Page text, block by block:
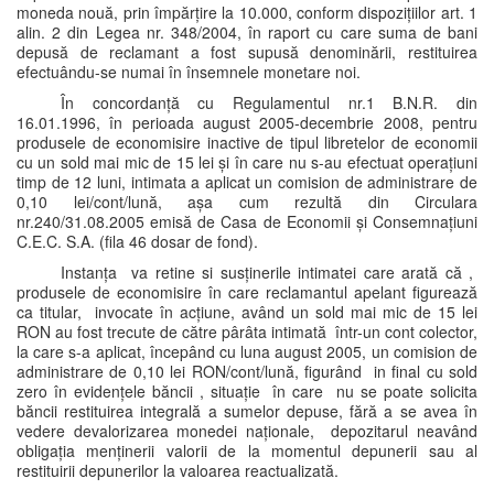
moneda nouă, prin împărțire la 10.000, conform dispozițiilor art. 1
alin. 2 din Legea nr. 348/2004, în raport cu care suma de bani
depusă de reclamant a fost supusă denominării, restituirea
efectuându-se numai în însemnele monetare noi.
În concordanță cu Regulamentul nr.1 B.N.R. din
16.01.1996, în perioada august 2005-decembrie 2008, pentru
produsele de economisire inactive de tipul libretelor de economii
cu un sold mai mic de 15 lei și în care nu s-au efectuat operațiuni
timp de 12 luni, intimata a aplicat un comision de administrare de
0,10 lei/cont/lună, așa cum rezultă din Circulara
nr.240/31.08.2005 emisă de Casa de Economii și Consemnațiuni
C.E.C. S.A. (fila 46 dosar de fond).
Instanța va retine si susținerile intimatei care arată că ,
produsele de economisire în care reclamantul apelant figurează
ca titular, invocate în acțiune, având un sold mai mic de 15 lei
RON au fost trecute de către pârâta intimată într-un cont colector,
la care s-a aplicat, începând cu luna august 2005, un comision de
administrare de 0,10 lei RON/cont/lună, figurând in final cu sold
zero în evidențele băncii , situație în care nu se poate solicita
băncii restituirea integrală a sumelor depuse, fără a se avea în
vedere devalorizarea monedei naționale, depozitarul neavând
obligația menținerii valorii de la momentul depunerii sau al
restituirii depunerilor la valoarea reactualizată.